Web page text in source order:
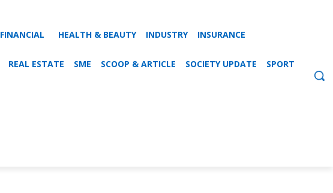
FINANCIAL HEALTH & BEAUTY INDUSTRY INSURANCE
REAL ESTATE SME SCOOP & ARTICLE SOCIETY UPDATE SPORT